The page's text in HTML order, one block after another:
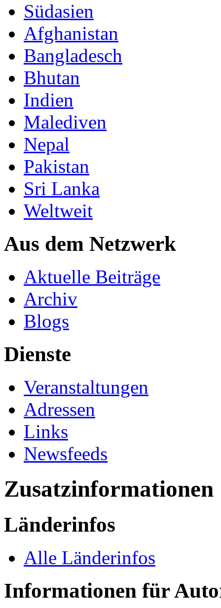
Südasien
Afghanistan
Bangladesch
Bhutan
Indien
Malediven
Nepal
Pakistan
Sri Lanka
Weltweit
Aus dem Netzwerk
Aktuelle Beiträge
Archiv
Blogs
Dienste
Veranstaltungen
Adressen
Links
Newsfeeds
Zusatzinformationen
Länderinfos
Alle Länderinfos
Informationen für